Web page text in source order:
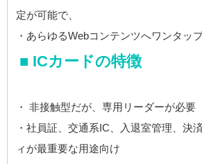
定が可能で、
・あらゆるWebコンテンツへワンタッ
■ ICカードの特徴
・ 非接触型だが、専用リーダーが必要
・社員証、交通系IC、入退室管理、決
ィが最重要な用途向け